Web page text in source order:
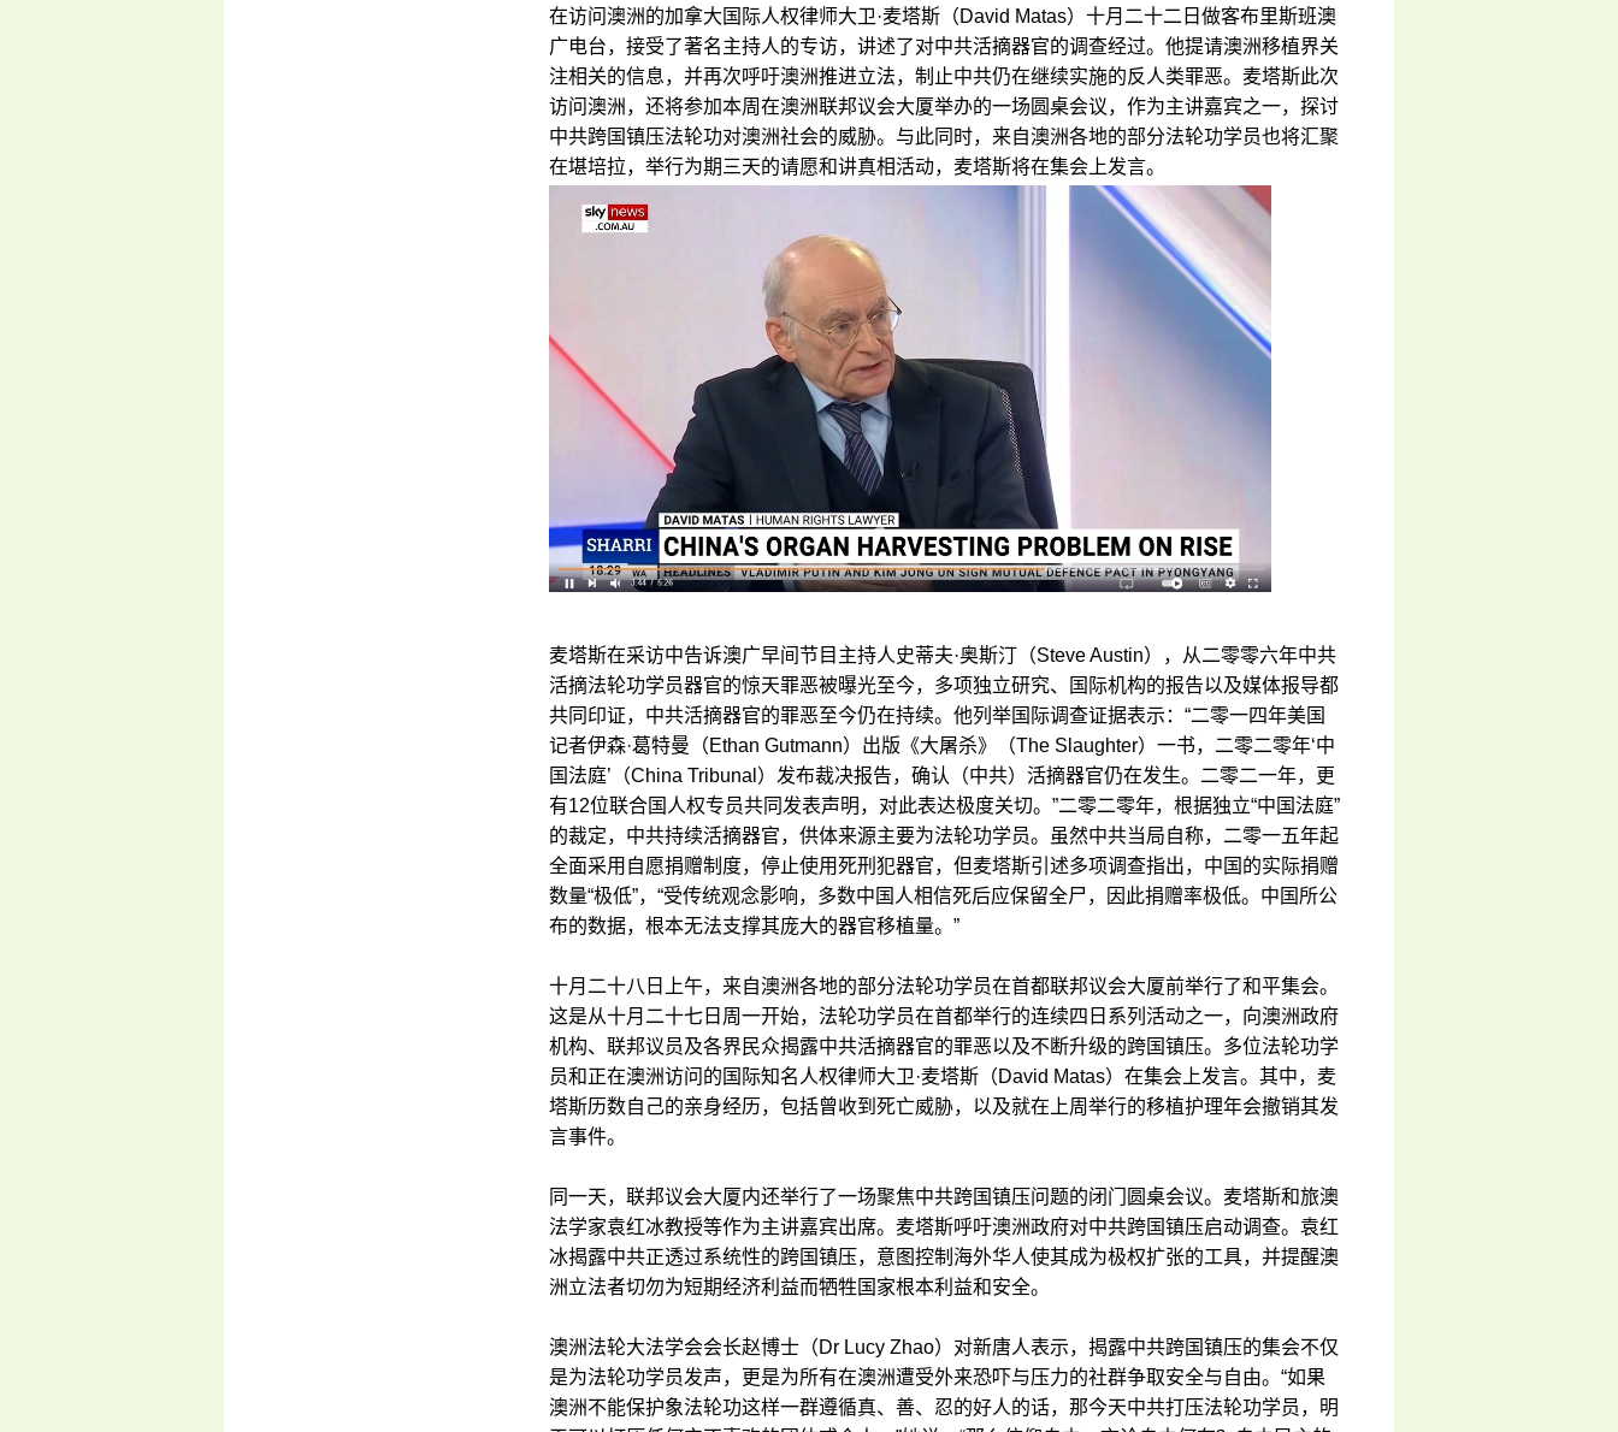
在访问澳洲的加拿大国际人权律师大卫·麦塔斯（David Matas）十月二十二日做客布里斯班澳
广电台，接受了著名主持人的专访，讲述了对中共活摘器官的调查经过。他提请澳洲移植界关
注相关的信息，并再次呼吁澳洲推进立法，制止中共仍在继续实施的反人类罪恶。麦塔斯此次
访问澳洲，还将参加本周在澳洲联邦议会大厦举办的一场圆桌会议，作为主讲嘉宾之一，探讨
中共跨国镇压法轮功对澳洲社会的威胁。与此同时，来自澳洲各地的部分法轮功学员也将汇聚
在堪培拉，举行为期三天的请愿和讲真相活动，麦塔斯将在集会上发言。
麦塔斯在采访中告诉澳广早间节目主持人史蒂夫·奥斯汀（Steve Austin），从二零零六年中共
活摘法轮功学员器官的惊天罪恶被曝光至今，多项独立研究、国际机构的报告以及媒体报导都
共同印证，中共活摘器官的罪恶至今仍在持续。他列举国际调查证据表示：“二零一四年美国
记者伊森·葛特曼（Ethan Gutmann）出版《大屠杀》（The Slaughter）一书，二零二零年‘中
国法庭’（China Tribunal）发布裁决报告，确认（中共）活摘器官仍在发生。二零二一年，更
有12位联合国人权专员共同发表声明，对此表达极度关切。”二零二零年，根据独立“中国法庭”
的裁定，中共持续活摘器官，供体来源主要为法轮功学员。虽然中共当局自称，二零一五年起
全面采用自愿捐赠制度，停止使用死刑犯器官，但麦塔斯引述多项调查指出，中国的实际捐赠
数量“极低”，“受传统观念影响，多数中国人相信死后应保留全尸，因此捐赠率极低。中国所公
布的数据，根本无法支撑其庞大的器官移植量。”
十月二十八日上午，来自澳洲各地的部分法轮功学员在首都联邦议会大厦前举行了和平集会。
这是从十月二十七日周一开始，法轮功学员在首都举行的连续四日系列活动之一，向澳洲政府
机构、联邦议员及各界民众揭露中共活摘器官的罪恶以及不断升级的跨国镇压。多位法轮功学
员和正在澳洲访问的国际知名人权律师大卫·麦塔斯（David Matas）在集会上发言。其中，麦
塔斯历数自己的亲身经历，包括曾收到死亡威胁，以及就在上周举行的移植护理年会撤销其发
言事件。
同一天，联邦议会大厦内还举行了一场聚焦中共跨国镇压问题的闭门圆桌会议。麦塔斯和旅澳
法学家袁红冰教授等作为主讲嘉宾出席。麦塔斯呼吁澳洲政府对中共跨国镇压启动调查。袁红
冰揭露中共正透过系统性的跨国镇压，意图控制海外华人使其成为极权扩张的工具，并提醒澳
洲立法者切勿为短期经济利益而牺牲国家根本利益和安全。
澳洲法轮大法学会会长赵博士（Dr Lucy Zhao）对新唐人表示，揭露中共跨国镇压的集会不仅
是为法轮功学员发声，更是为所有在澳洲遭受外来恐吓与压力的社群争取安全与自由。“如果
澳洲不能保护象法轮功这样一群遵循真、善、忍的好人的话，那今天中共打压法轮功学员，明